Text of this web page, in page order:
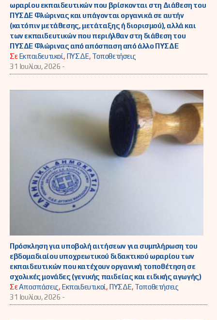
ωραρίου εκπαιδευτικών που βρίσκονται στη Διάθεση του
ΠΥΣΔΕ Φλώρινας και υπάγονται οργανικά σε αυτήν
(κατόπιν μετάθεσης, μετάταξης ή διορισμού), αλλά και
των εκπαιδευτικών που περιήλθαν στη διάθεση του
ΠΥΣΔΕ Φλώρινας από απόσπαση από άλλο ΠΥΣΔΕ
ΣεΕκπαιδευτικοί, ΠΥΣΔΕ, Τοποθετήσεις
31 Ιουλίου, 2026 -
Πρόσκληση για υποβολή αιτήσεων για συμπλήρωση του
εβδομαδιαίου υποχρεωτικού διδακτικού ωραρίου των
εκπαιδευτικών που κατέχουν οργανική τοποθέτηση σε
σχολικές μονάδες (γενικής παιδείας και ειδικής αγωγής)
ΣεΑποσπάσεις, Εκπαιδευτικοί, ΠΥΣΔΕ, Τοποθετήσεις
31 Ιουλίου, 2026 -